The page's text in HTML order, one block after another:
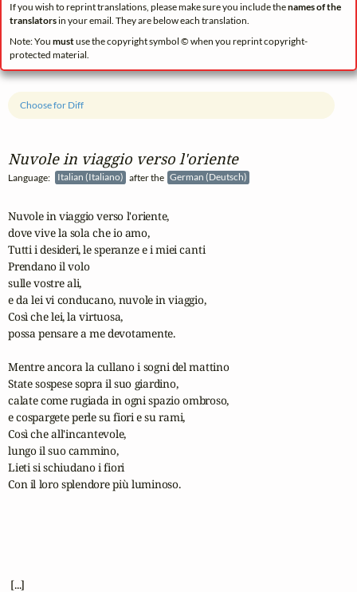
If you wish to reprint translations, please make sure you include thenames of the
translatorsin your email. They are below each translation.
Note: You mustuse the copyright symbol © when you reprint copyright-
protected material.
Nuvole in viaggio verso l'oriente
Language: Italian (Italiano) after the German (Deutsch)
Choose for Diff
Nuvole in viaggio verso l'oriente,
dove vive la sola che io amo,
Tutti i desideri, le speranze e i miei canti
Prendano il volo
sulle vostre ali,
e da lei vi conducano, nuvole in viaggio,
Così che lei, la virtuosa,
possa pensare a me devotamente.
Mentre ancora la cullano i sogni del mattino
State sospese sopra il suo giardino,
calate come rugiada in ogni spazio ombroso,
e cospargete perle su fiori e su rami,
Così che all'incantevole,
lungo il suo cammino,
Lieti si schiudano i fiori
Con il loro splendore più luminoso.
[...]